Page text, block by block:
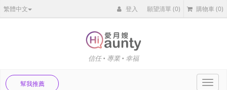
繁體中文 登入 願望清單(0) 購物車 (0)
信任 • 專業 • 幸福
幫我推薦